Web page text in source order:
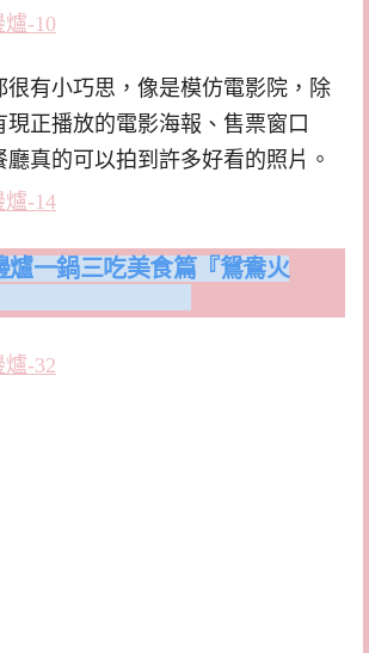
很有小巧思，像是模仿電影院，除
現正播放的電影海報、售票窗口
真的可以拍到許多好看的照片。
爐一鍋三吃美食篇『鴛鴦火